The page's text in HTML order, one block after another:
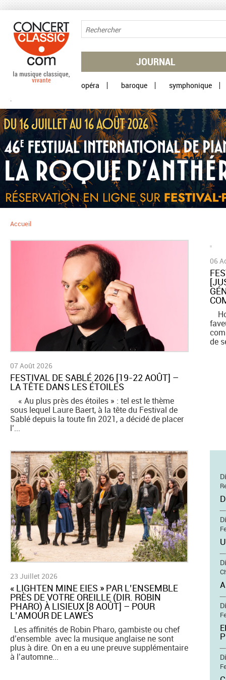
JOURNAL
opéra baroque symphonique
Accueil
07 Août 2026
​FESTIVAL DE SABLÉ 2026 [19-22 AOÛT] –
LA TÊTE DANS LES ÉTOILES
« Au plus près des étoiles » : tel est le thème
sous lequel Laure Baert, à la tête du Festival de
Sablé depuis la toute fin 2021, a décidé de placer
l’...
06
de
23 Juillet 2026
​« LIGHTEN MINE EIES » PAR L’ENSEMBLE
PRÈS DE VOTRE OREILLE (DIR. ROBIN
PHARO) À LISIEUX [8 AOÛT] – POUR
L’AMOUR DE LAWES
Les affinités de Robin Pharo, gambiste ou chef
d’ensemble avec la musique anglaise ne sont
plus à dire. On en a eu une preuve supplémentaire
à l’automne...